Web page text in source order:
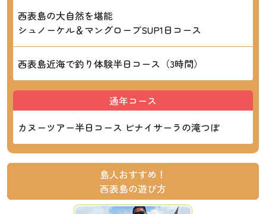
西表島の大自然を堪能
シュノーケル＆マングローブSUP1日コース
西表島近海で釣り体験半日コース（3時間）
通年コース
カヌーツアー半日コース ピナイサーラの滝つぼ
島人おすすめ！
西表島の遊び方